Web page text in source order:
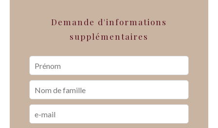
Demande d'informations
supplémentaires